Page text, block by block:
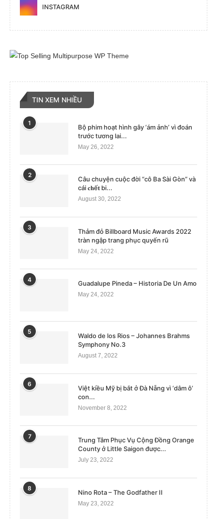
INSTAGRAM
TIN XEM NHIỀU
1
Bộ phim hoạt hình gây ‘ám ảnh’ vì đoán
trước tương lai...
May 26, 2022
2
Câu chuyện cuộc đời “cô Ba Sài Gòn” và
cái 𝐜𝐡ế𝐭 bi...
August 30, 2022
3
Thảm đỏ Billboard Music Awards 2022
tràn ngập trang phục quyến rũ
May 24, 2022
4
Guadalupe Pineda – Historia De Un Amo
May 24, 2022
5
Waldo de los Rios – Johannes Brahms
Symphony No.3
August 7, 2022
6
Việt kiều Mỹ bị bắt ở Đà Nẵng vì ‘dâm ô’
con...
November 8, 2022
7
Trung Tâm Phục Vụ Cộng Đồng Orange
County ở Little Saigon được...
July 23, 2022
8
Nino Rota – The Godfather II
May 23, 2022